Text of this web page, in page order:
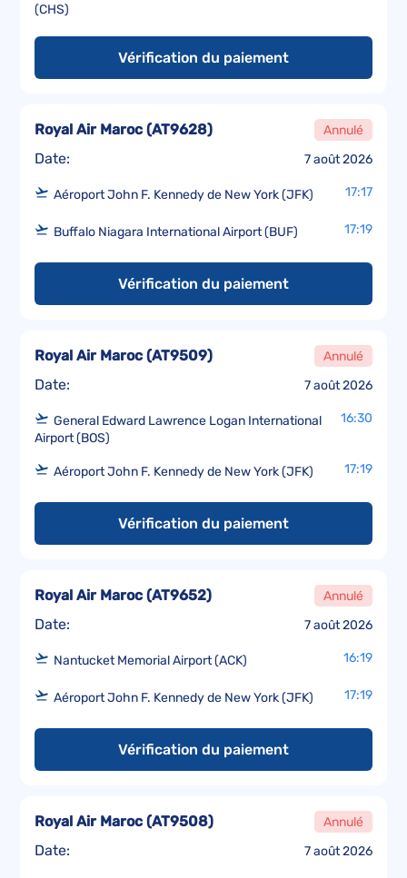
(CHS)
Vérification du paiement
Date: 7 août 2026
Royal Air Maroc (AT9628) Annulé
Aéroport John F. Kennedy de New York (JFK) 17:17
Buffalo Niagara International Airport (BUF) 17:19
Vérification du paiement
Date: 7 août 2026
Royal Air Maroc (AT9509) Annulé
General Edward Lawrence Logan International
Airport (BOS)
16:30
Aéroport John F. Kennedy de New York (JFK) 17:19
Vérification du paiement
Date: 7 août 2026
Royal Air Maroc (AT9652) Annulé
Nantucket Memorial Airport (ACK) 16:19
Aéroport John F. Kennedy de New York (JFK) 17:19
Vérification du paiement
Date: 7 août 2026
Royal Air Maroc (AT9508) Annulé